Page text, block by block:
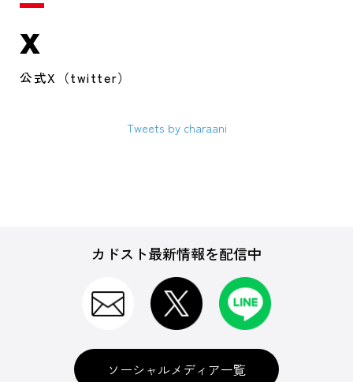
X
公式X（twitter）
Tweets by charaani
カドスト最新情報を配信中
ソーシャルメディア一覧